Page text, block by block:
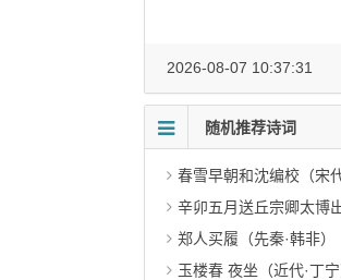
2026-08-07 10:37:31
随机推荐诗词
春雪早朝和沈编校（宋代
辛卯五月送丘宗卿太博
郑人买履（先秦·韩非）
玉楼春 夜坐（近代·丁宁